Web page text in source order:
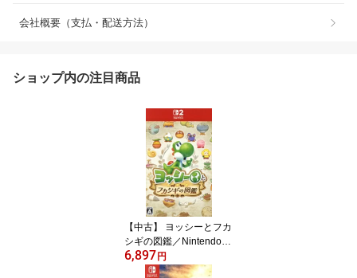
会社概要（支払・配送方法）
ショップ内の注目商品
【中古】 ヨッシーとフカ
シギの図鑑／Nintendo
Switch2
6,897 円